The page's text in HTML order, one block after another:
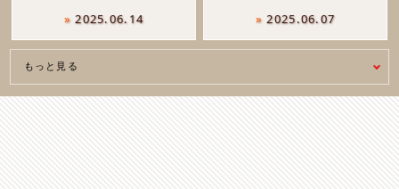
» 2025.06.14 » 2025.06.07
もっと見る